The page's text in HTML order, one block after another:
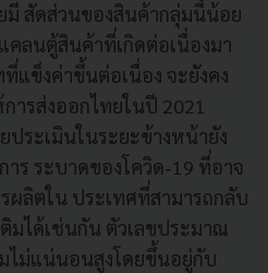
สัดส่วนของสินค้ากลุ่มนี้น้อย
ลนตู้สินค้าที่เกิดต่อเนื่องมา
แข็งค่าขึ้นต่อเนื่อง จะยังคง
ารส่งออกไทยในปี 2021
ประเมินในระยะข้างหน้ายัง
าร ระบาดของโควิด-19 ที่อาจ
ลิตใน ประเทศที่สามารถกลับ
มได้เช่นกัน ตัวเลขประมาณ
ไม่แน่นอนสูงโดยขึ้นอยู่กับ